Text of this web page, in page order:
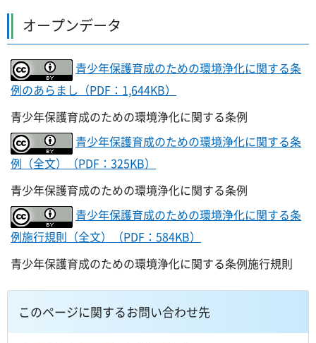
オープンデータ
青少年保護育成のための環境浄化に関する条
例のあらまし（PDF：1,644KB）
青少年保護育成のための環境浄化に関する条例
青少年保護育成のための環境浄化に関する条
例（全文）（PDF：325KB）
青少年保護育成のための環境浄化に関する条例
青少年保護育成のための環境浄化に関する条
例施行規則（全文）（PDF：584KB）
青少年保護育成のための環境浄化に関する条例施行規則
このページに関するお問い合わせ先